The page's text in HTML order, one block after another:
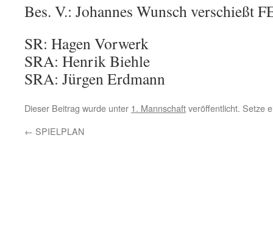
Bes. V.: Johannes Wunsch verschießt
SR: Hagen Vorwerk
SRA: Henrik Biehle
SRA: Jürgen Erdmann
Dieser Beitrag wurde unter 1. Mannschaftveröffentlicht. Setze
← SPIELPLAN